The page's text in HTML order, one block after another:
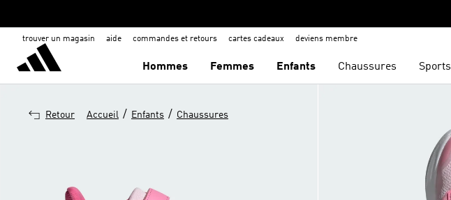
trouver un magasin aide commandes et retours cartes cadeaux deviens membre
Hommes Femmes Enfants Chaussures Sports
Retour Accueil / Enfants / Chaussures